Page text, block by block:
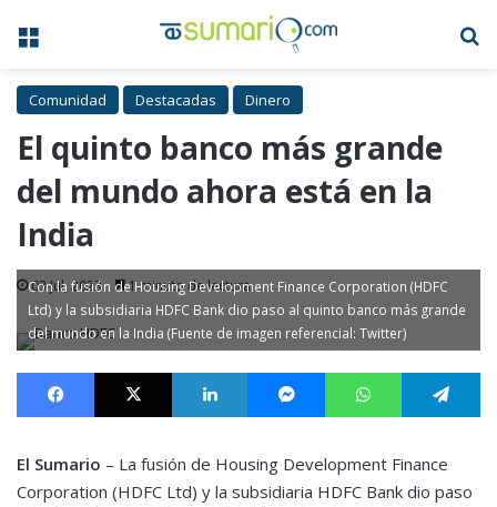
Menú
Comunidad Destacadas Dinero
El quinto banco más grande
del mundo ahora está en la
India
03 Jul, 2023 1 minuto de lectura
Con la fusión de Housing Development Finance Corporation (HDFC
Ltd) y la subsidiaria HDFC Bank dio paso al quinto banco más grande
del mundo en la India (Fuente de imagen referencial: Twitter)
Facebook X LinkedIn MessengerWhatsApp
El Sumario – La fusión de Housing Development Finance
Corporation (HDFC Ltd) y la subsidiaria HDFC Bank dio paso